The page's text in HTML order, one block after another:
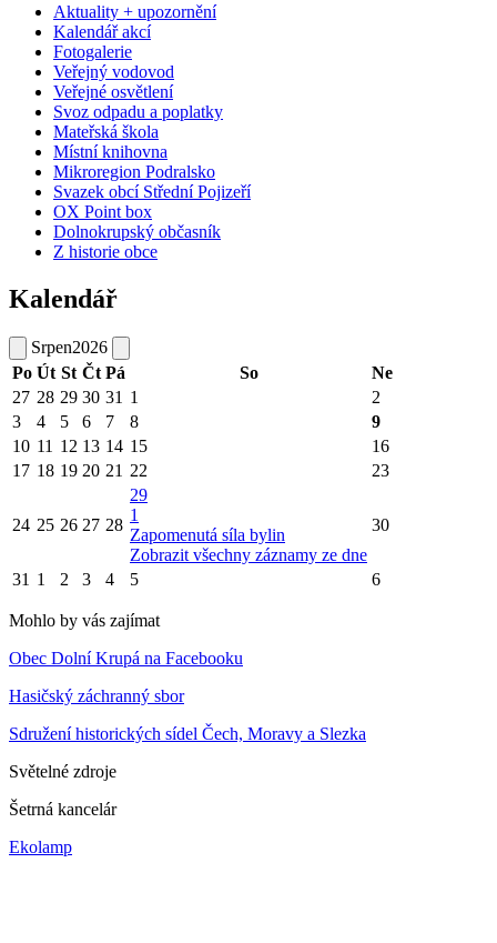
Aktuality + upozornění
Kalendář akcí
Fotogalerie
Veřejný vodovod
Veřejné osvětlení
Svoz odpadu a poplatky
Mateřská škola
Místní knihovna
Mikroregion Podralsko
Svazek obcí Střední Pojizeří
OX Point box
Dolnokrupský občasník
Z historie obce
Kalendář
Srpen2026
Po Út St Čt Pá So
Ne
27 28 29 30 31 1
2
3
4 5 6 7 8
9
10 11 12 13 14 15
16
17 18 19 20 21 22 23
24 25 26 27 28
29
1
Zapomenutá síla bylin
Zobrazit všechny záznamy ze dne
30
31 1 2 3 4 5 6
Mohlo by vás zajímat
Obec Dolní Krupá na Facebooku
Hasičský záchranný sbor
Sdružení historických sídel Čech, Moravy a Slezka
Světelné zdroje
Šetrná kancelár
Ekolamp